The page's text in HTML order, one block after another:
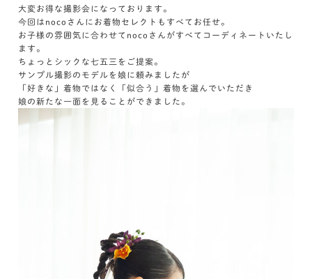
大変お得な撮影会になっております。
今回はnocoさんにお着物セレクトもすべてお任せ。
お子様の雰囲気に合わせてnocoさんがすべてコーディネートいたし
ます。
ちょっとシックな七五三をご提案。
サンプル撮影のモデルを娘に頼みましたが
「好きな」着物ではなく「似合う」着物を選んでいただき
娘の新たな一面を見ることができました。